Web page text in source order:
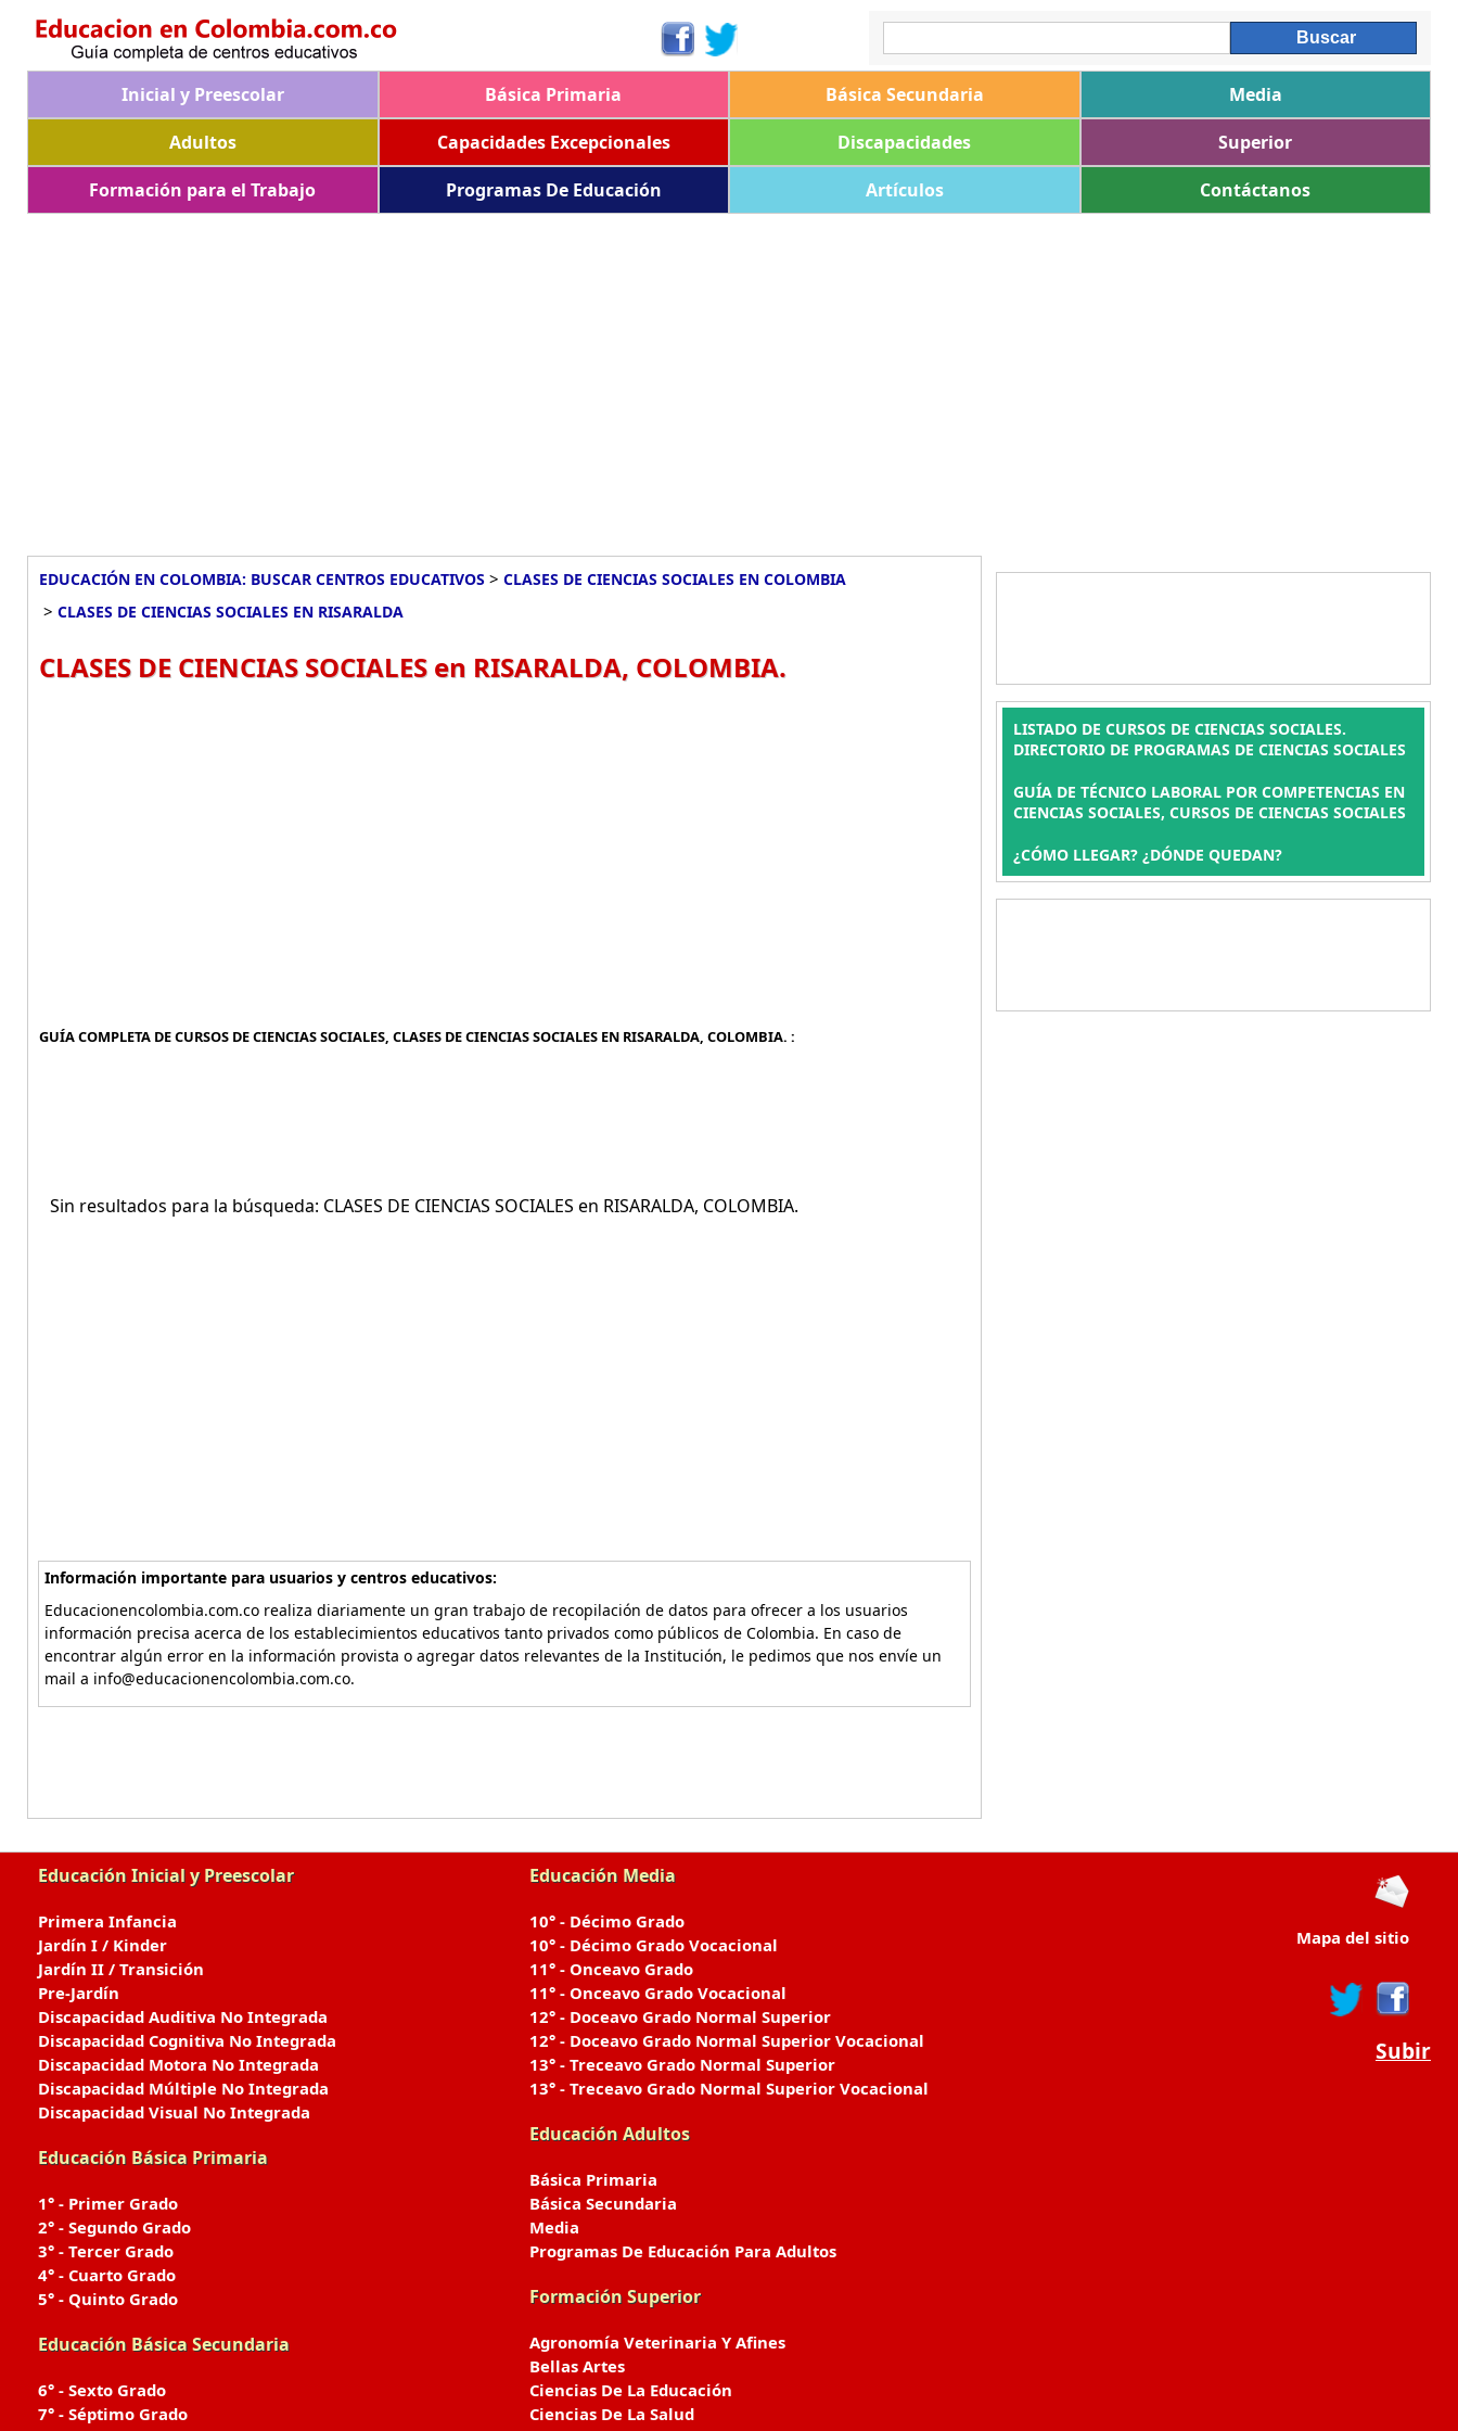
Inicial y Preescolar Básica Primaria Básica Secundaria
Media
Adultos
Capacidades Excepcionales Discapacidades
Superior
Formación para el Trabajo
Programas De Educación Artículos Contáctanos
EDUCACIÓN EN COLOMBIA: BUSCAR CENTROS EDUCATIVOS > CLASES DE CIENCIAS SOCIALES EN COLOMBIA
> CLASES DE CIENCIAS SOCIALES EN RISARALDA
CLASES DE CIENCIAS SOCIALES en RISARALDA, COLOMBIA.
GUÍA COMPLETA DE CURSOS DE CIENCIAS SOCIALES, CLASES DE CIENCIAS SOCIALES EN RISARALDA, COLOMBIA. :
Sin resultados para la búsqueda: CLASES DE CIENCIAS SOCIALES en RISARALDA, COLOMBIA.
Información importante para usuarios y centros educativos:
Educacionencolombia.com.co realiza diariamente un gran trabajo de recopilación de datos para ofrecer a los usuarios
información precisa acerca de los establecimientos educativos tanto privados como públicos de Colombia. En caso de
encontrar algún error en la información provista o agregar datos relevantes de la Institución, le pedimos que nos envíe un
mail a info@educacionencolombia.com.co.
LISTADO DE CURSOS DE CIENCIAS SOCIALES.
DIRECTORIO DE PROGRAMAS DE CIENCIAS SOCIALES
GUÍA DE TÉCNICO LABORAL POR COMPETENCIAS EN
CIENCIAS SOCIALES, CURSOS DE CIENCIAS SOCIALES
¿CÓMO LLEGAR? ¿DÓNDE QUEDAN?
Educación Inicial y Preescolar
Primera Infancia
Jardín I / Kinder
Jardín II / Transición
Pre-Jardín
Discapacidad Auditiva No Integrada
Discapacidad Cognitiva No Integrada
Discapacidad Motora No Integrada
Discapacidad Múltiple No Integrada
Discapacidad Visual No Integrada
Educación Básica Primaria
1° - Primer Grado
2° - Segundo Grado
3° - Tercer Grado
4° - Cuarto Grado
5° - Quinto Grado
Educación Básica Secundaria
6° - Sexto Grado
7° - Séptimo Grado
Educación Media
10° - Décimo Grado
10° - Décimo Grado Vocacional
11° - Onceavo Grado
11° - Onceavo Grado Vocacional
12° - Doceavo Grado Normal Superior
12° - Doceavo Grado Normal Superior Vocacional
13° - Treceavo Grado Normal Superior
13° - Treceavo Grado Normal Superior Vocacional
Educación Adultos
Básica Primaria
Básica Secundaria
Media
Programas De Educación Para Adultos
Formación Superior
Agronomía Veterinaria Y Afines
Bellas Artes
Ciencias De La Educación
Ciencias De La Salud
Mapa del sitio
Subir